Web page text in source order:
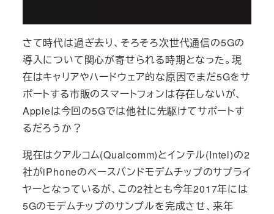
さて時代は過ぎ去り、そろそろ次世代通信の5Gの
導入について関心が寄せられる時期となった。現
在はキャリアやハードウェア的な原因でまだ5Gをサ
ポートする市販のスマートフォンは存在しないが、
Appleは今回の5Gでは他社に先駆けてサポートす
るだろうか？
現在はクアルコム(Qualcomm)とインテル(Intel)の2
社がiPhoneのベースバンドモデムチップのサプライ
ヤーとなっているが、この2社とも今年2017年には
5Gのモデムチップのサンプルを完成させ、来年